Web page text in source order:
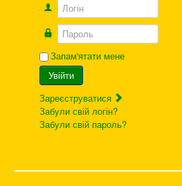
Логін
Пароль
Запам'ятати мене
Увійти
Зареєструватися
Забули свій логін?
Забули свій пароль?